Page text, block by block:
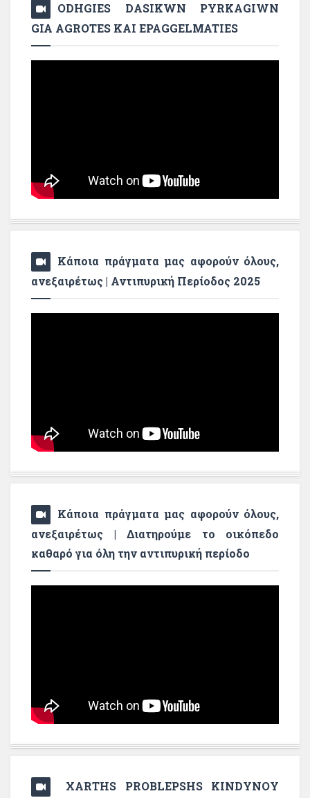
ODHGIES DASIKWN PYRKAGIWN
GIA AGROTES KAI EPAGGELMATIES
Κάποια πράγματα μας αφορούν όλους,
ανεξαιρέτως | Αντιπυρική Περίοδος 2025
Κάποια πράγματα μας αφορούν όλους,
ανεξαιρέτως | Διατηρούμε το οικόπεδο
καθαρό για όλη την αντιπυρική περίοδο
XARTHS PROBLEPSHS KINDYNOY